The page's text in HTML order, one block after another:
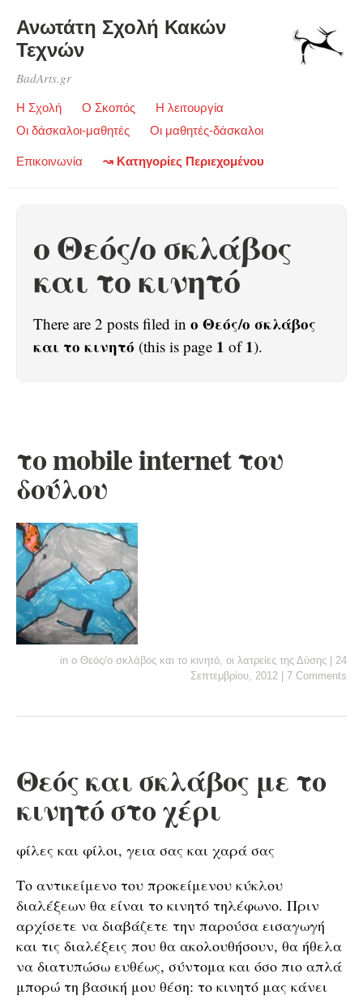
Ανωτάτη Σχολή Κακών
Τεχνών
BadArts.gr
Η Σχολή Ο Σκοπός
Η λειτουργία
Οι δάσκαλοι-μαθητές
Οι μαθητές-δάσκαλοι
Επικοινωνία ↝ Κατηγορίες Περιεχομένου
ο Θεός/ο σκλάβος
και το κινητό
There are 2 posts filed in ο Θεός/ο σκλάβος
και το κινητό (this is page 1 of1).
το mobile internet του
δούλου
in ο Θεός/ο σκλάβος και το κινητό, οι λατρείες της Δύσης
24
Σεπτεμβρίου, 2012
7 Comments
Θεός και σκλάβος με το
κινητό στο χέρι
φίλες και φίλοι, γεια σας και χαρά σας
Το αντικείμενο του προκείμενου κύκλου
διαλέξεων θα είναι το κινητό τηλέφωνο. Πριν
αρχίσετε να διαβάζετε την παρούσα εισαγωγή
και τις διαλέξεις που θα ακολουθήσουν, θα ήθελα
να διατυπώσω ευθέως, σύντομα και όσο πιο απλά
μπορώ τη βασική μου θέση: το κινητό μας κάνει